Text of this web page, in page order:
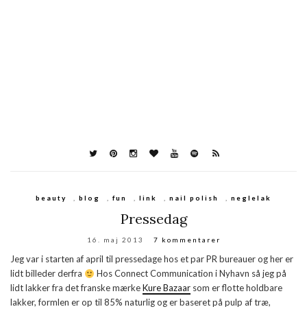
beauty , blog , fun , link , nail polish , neglelak
Pressedag
16. maj 2013 7 kommentarer
Jeg var i starten af april til pressedage hos et par PR bureauer og her er
lidt billeder derfra
Hos Connect Communication i Nyhavn så jeg på
lidt lakker fra det franske mærkeKure Bazaar som er flotte holdbare
lakker, formlen er op til 85% naturlig og er baseret på pulp af træ,